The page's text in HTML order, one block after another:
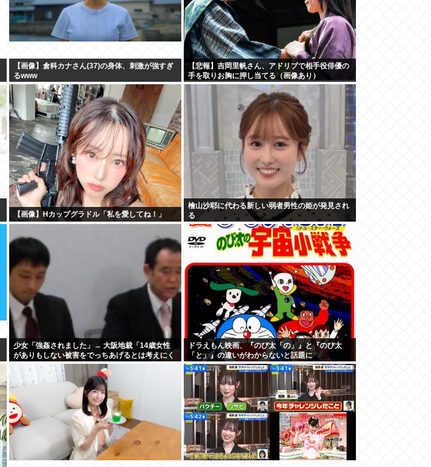
【画像】倉科カナさん(37)の身体、刺激が強すぎ
るwww
【悲報】吉岡里帆さん、アドリブで相手役俳優の
手を取りお胸に押し当てる（画像あり）
【画像】Hカップグラドル「私を愛してね！」
檜山沙耶に代わる新しい弱者男性の姫が発見され
る
少女「強姦されました」→ 大阪地裁「14歳女性
がありもしない被害をでっちあげるとは考えにく
い」→懲役12年→元少女「嘘でしたw」
ドラえもん映画、『のび太「の」』と『のび太
「と」』の違いがわからないと話題に